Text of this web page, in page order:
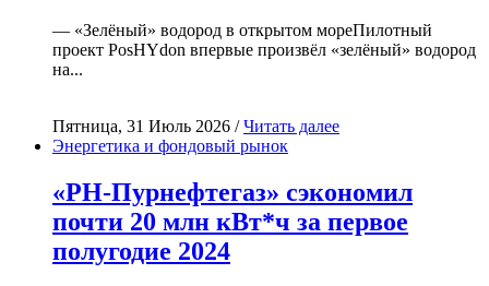
— «Зелёный» водород в открытом мореПилотный
проект PosHYdon впервые произвёл «зелёный» водород
на...
Пятница, 31 Июль 2026 /Читать далее
Энергетика и фондовый рынок
«РН-Пурнефтегаз» сэкономил
почти 20 млн кВт*ч за первое
полугодие 2024